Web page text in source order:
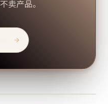
卖产品。